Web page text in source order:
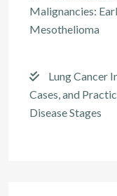
Malignancies:
Mesothelioma
Lung Cancer
Cases, and
Disease Stages